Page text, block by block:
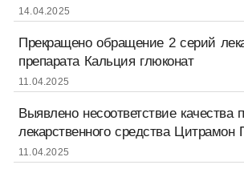
14.04.2025
Прекращено обращение 2 серий
препарата Кальция глюконат
11.04.2025
Выявлено несоответствие качества
лекарственного средства Цитрамон
11.04.2025